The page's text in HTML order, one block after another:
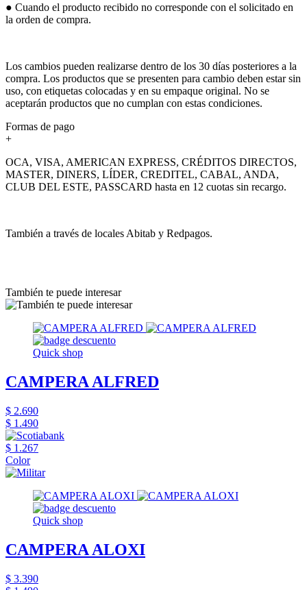
● Cuando el producto recibido no corresponde con el solicitado en
la orden de compra.
Los cambios pueden realizarse dentro de los 30 días posteriores a la
compra. Los productos que se presenten para cambio deben estar sin
uso, con etiquetas colocadas y en su empaque original. No se
aceptarán productos que no cumplan con estas condiciones.
Formas de pago
+
OCA, VISA, AMERICAN EXPRESS, CRÉDITOS DIRECTOS,
MASTER, DINERS, LÍDER, CREDITEL, CABAL, ANDA,
CLUB DEL ESTE, PASSCARD hasta en 12 cuotas sin recargo.
También a través de locales Abitab y Redpagos.
También te puede interesar
Quick shop
CAMPERA ALFRED
$ 2.690
$ 1.490
$ 1.267
Color
Quick shop
CAMPERA ALOXI
$ 3.390